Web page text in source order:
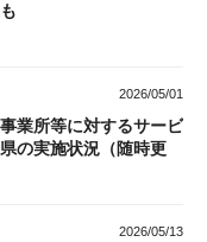
2026/05/01
業所等に対するサービ
の実施状況（随時更
2026/05/13